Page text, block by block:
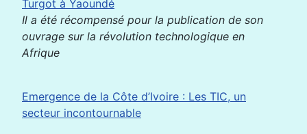
Turgot à Yaoundé
Il a été récompensé pour la publication de son
ouvrage sur la révolution technologique en
Afrique
Emergence de la Côte d’Ivoire : Les TIC, un
secteur incontournable